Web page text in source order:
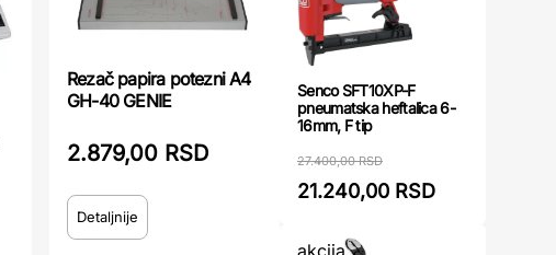
Rezač papira potezni A4
GH-40 GENIE
2.879,00 RSD
Detaljnije
Senco SFT10XP-F
pneumatska heftalica 6-
16mm, F tip
27.400,00 RSD
21.240,00 RSD
akcija